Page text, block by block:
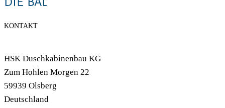
KONTAKT
HSK Duschkabinenbau KG
Zum Hohlen Morgen 22
59939 Olsberg
Deutschland